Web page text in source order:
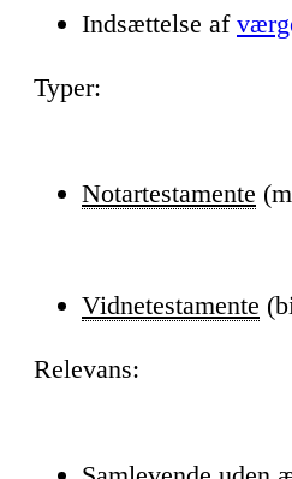
Indsættelse af
Typer:
Notartestamente
Vidnetestamente
Relevans: